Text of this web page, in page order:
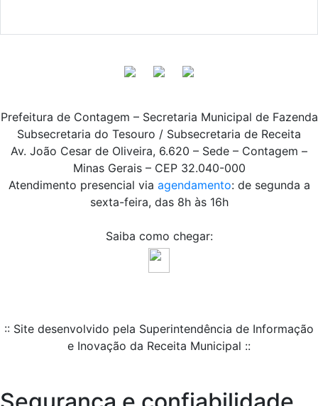
Prefeitura de Contagem – Secretaria Municipal de Fazenda
Subsecretaria do Tesouro / Subsecretaria de Receita
Av. João Cesar de Oliveira, 6.620 – Sede – Contagem –
Minas Gerais – CEP 32.040-000
Atendimento presencial via agendamento: de segunda a
sexta-feira, das 8h às 16h
Saiba como chegar:
:: Site desenvolvido pela Superintendência de Informação
e Inovação da Receita Municipal ::